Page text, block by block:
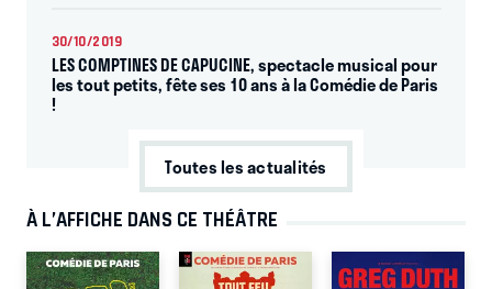
30/10/2019
LES COMPTINES DE CAPUCINE, spectacle musical pour
les tout petits, fête ses 10 ans à la Comédie de Paris
!
Toutes les actualités
À L’AFFICHE DANS CE THÉÂTRE